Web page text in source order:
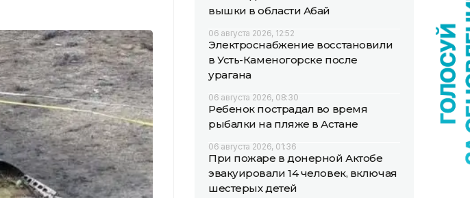
вышки в области Абай
06 августа 2026, 12:52
Электроснабжение восстановили
в Усть-Каменогорске после
урагана
06 августа 2026, 08:30
Ребенок пострадал во время
рыбалки на пляже в Астане
06 августа 2026, 01:36
При пожаре в донерной Актобе
эвакуировали 14 человек, включая
шестерых детей